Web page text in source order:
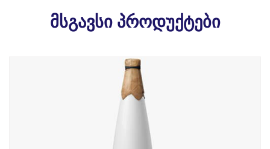
მსგავსი პროდუქტები